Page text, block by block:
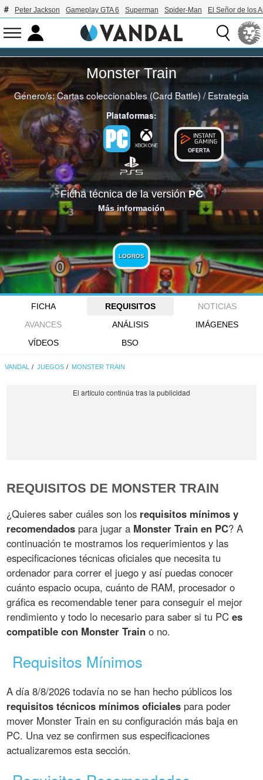
Peter Jackson Gameplay GTA 6 Superman Spider-Man El Señor de los
Monster Train
Género/s:Cartas coleccionables (Card Battle) /Estrategia
Plataformas:
OFERTA
Ficha técnica de la versiónPC
Más información
LOGROS
FICHA REQUISITOS
NOTICIAS
AVANCES
ANÁLISIS
IMÁGENES
VÍDEOS
BSO
VANDAL JUEGOS MONSTER TRAIN
REQUISITOS DE MONSTER TRAIN
¿Quieres saber cuáles son los requisitos mínimos y
recomendados para jugar a Monster Train en PC? A
continuación te mostramos los requerimientos y las
especificaciones técnicas oficiales que necesita tu
ordenador para correr el juego y así puedas conocer
cuánto espacio ocupa, cuánto de RAM, procesador o
gráfica es recomendable tener para conseguir el mejor
rendimiento y todo lo necesario para saber si tu PCes
compatible con Monster Train o no.
Requisitos Mínimos
A día 8/8/2026 todavía no se han hecho públicos los
requisitos técnicos mínimos oficiales para poder
mover Monster Train en su configuración más baja en
PC. Una vez se confirmen sus especificaciones
actualizaremos esta sección.